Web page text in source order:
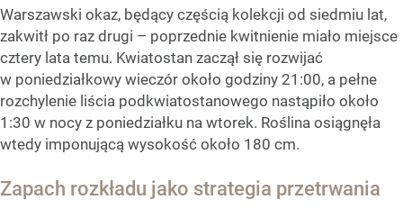
Warszawski okaz, będący częścią kolekcji od siedmiu lat,
zakwitł po raz drugi – poprzednie kwitnienie miało miejsce
cztery lata temu. Kwiatostan zaczął się rozwijać
w poniedziałkowy wieczór około godziny 21:00, a pełne
rozchylenie liścia podkwiatostanowego nastąpiło około
1:30 w nocy z poniedziałku na wtorek. Roślina osiągnęła
wtedy imponującą wysokość około 180 cm.
Zapach rozkładu jako strategia przetrwania